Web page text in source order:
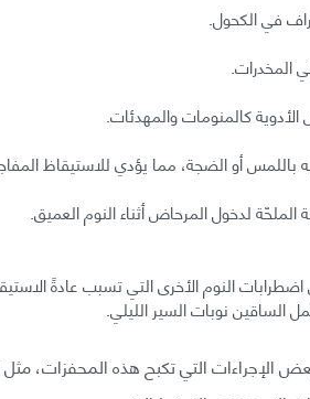
في الكحول.
المخدرات.
كالمنومات والمهدئات.
باللمس أو الضجة، مما يؤدي للاستيقاظ
الملحّة لدخول المرحاض أثناء النوم العميق.
النوم الأخرى التي تسبب عادةً
الساقين نوبات السير الليلي.
الإجراءات التي تكبح هذه المحفزات،